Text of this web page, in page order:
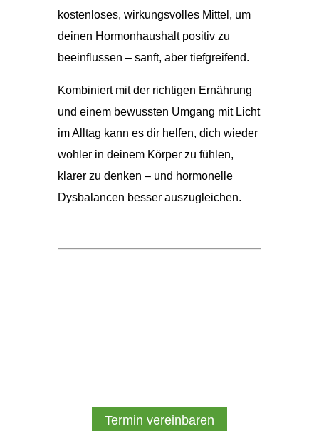
kostenloses, wirkungsvolles Mittel, um
deinen Hormonhaushalt positiv zu
beeinflussen – sanft, aber tiefgreifend.
Kombiniert mit der richtigen Ernährung
und einem bewussten Umgang mit Licht
im Alltag kann es dir helfen, dich wieder
wohler in deinem Körper zu fühlen,
klarer zu denken – und hormonelle
Dysbalancen besser auszugleichen.
Termin vereinbaren